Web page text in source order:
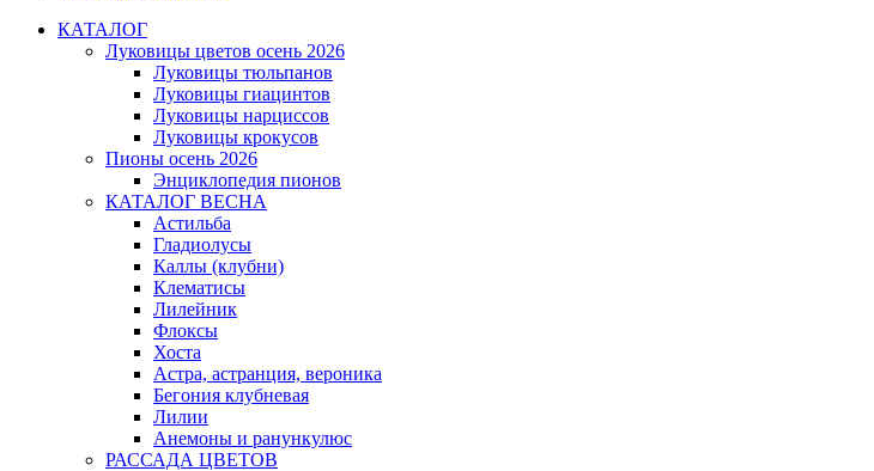
КАТАЛОГ
Луковицы цветов осень 2026
Луковицы тюльпанов
Луковицы гиацинтов
Луковицы нарциссов
Луковицы крокусов
Пионы осень 2026
Энциклопедия пионов
КАТАЛОГ ВЕСНА
Астильба
Гладиолусы
Каллы (клубни)
Клематисы
Лилейник
Флоксы
Хоста
Астра, астранция, вероника
Бегония клубневая
Лилии
Анемоны и ранункулюс
РАССАДА ЦВЕТОВ